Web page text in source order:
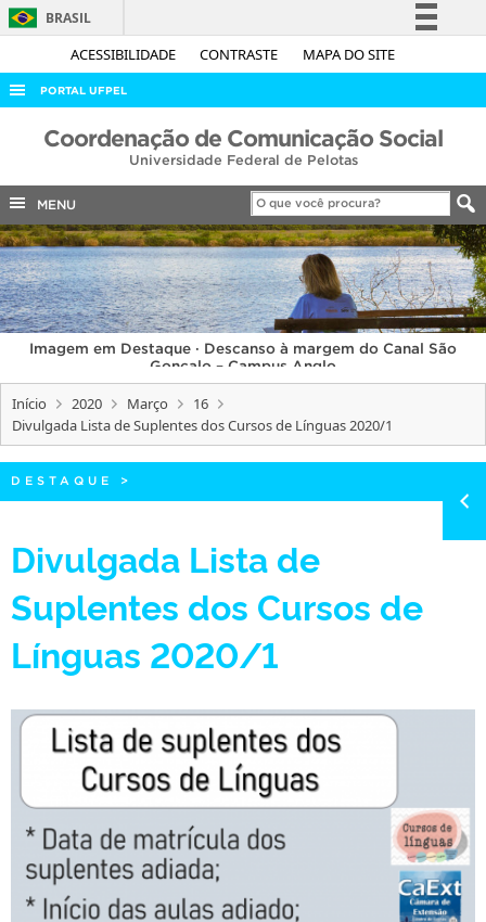
ACESSIBILIDADE CONTRASTE MAPA DO SITE
BRASIL
Simplifique!
Acesso à informação
Legislação
Canais
PORTAL UFPEL
ACESSO À INFORMAÇÃO
COBALTO
CONCURSOS
EDITAIS
INTERNACIONAL
OUVIDORIA
PORTARIAS
TELEFONES
Coordenação de Comunicação Social
Universidade Federal de Pelotas
MENU
Imagem em Destaque · Descanso à margem do Canal São
Gonçalo – Campus Anglo
Início 2020 Março
16
Divulgada Lista de Suplentes dos Cursos de Línguas 2020/1
DESTAQUE >
Divulgada Lista de
Suplentes dos Cursos de
Línguas 2020/1